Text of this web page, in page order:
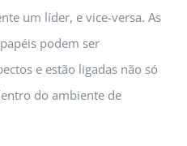
um líder, e vice-versa. As
podem ser
e estão ligadas não só
do ambiente de